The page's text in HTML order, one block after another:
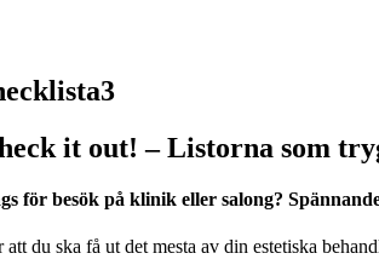
it out! – Listorna som
för besök på klinik eller salong?
att du ska få ut det mesta av din estetiska